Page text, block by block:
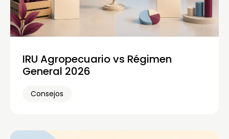
IRU Agropecuario vs Régimen
General 2026
Consejos